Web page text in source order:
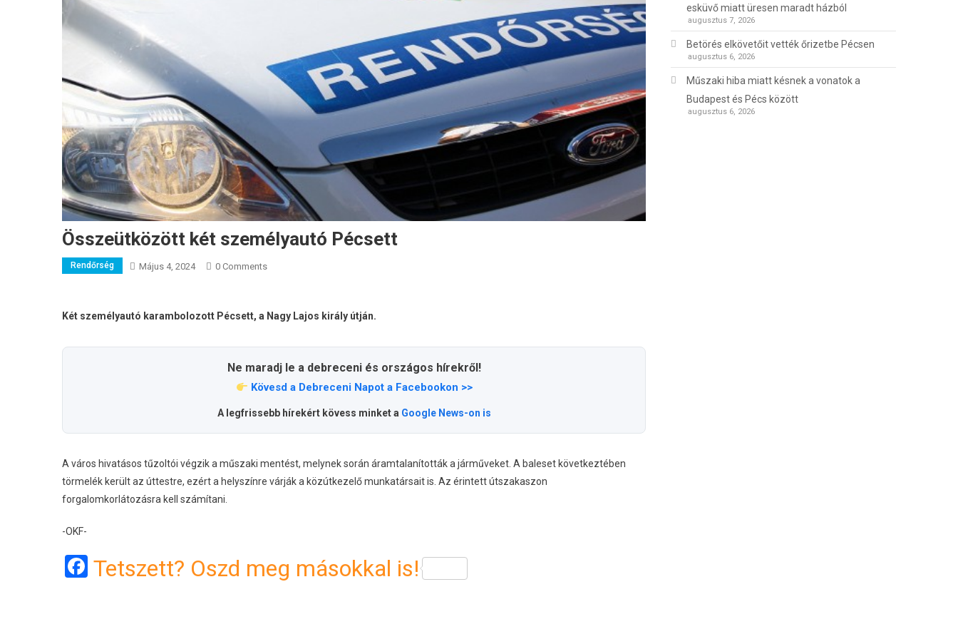
Összeütközött két személyautó Pécsett
Rendőrség Május 4, 2024 0 Comments
Két személyautó karambolozott Pécsett, a Nagy Lajos király útján.
Ne maradj le a debreceni és országos hírekről!
Kövesd a Debreceni Napot a Facebookon >>
A legfrissebb hírekért kövess minket a Google News-on is
A város hivatásos tűzoltói végzik a műszaki mentést, melynek során áramtalanították a járműveket. A baleset következtében
törmelék került az úttestre, ezért a helyszínre várják a közútkezelő munkatársait is. Az érintett útszakaszon
forgalomkorlátozásra kell számítani.
-OKF-
Facebook
Tetszett? Oszd meg másokkal is!
esküvő miatt üresen maradt házból
augusztus 7, 2026
Betörés elkövetőit vették őrizetbe Pécsen
augusztus 6, 2026
Műszaki hiba miatt késnek a vonatok a
Budapest és Pécs között
augusztus 6, 2026